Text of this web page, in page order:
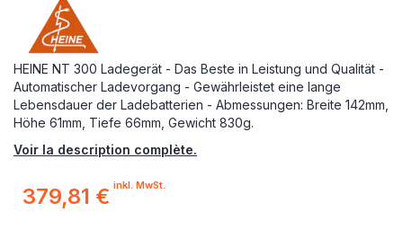
HEINE NT 300 Ladegerät - Das Beste in Leistung und Qualität -
Automatischer Ladevorgang - Gewährleistet eine lange
Lebensdauer der Ladebatterien - Abmessungen: Breite 142mm,
Höhe 61mm, Tiefe 66mm, Gewicht 830g.
Voir la description complète.
379,81 € inkl. MwSt.